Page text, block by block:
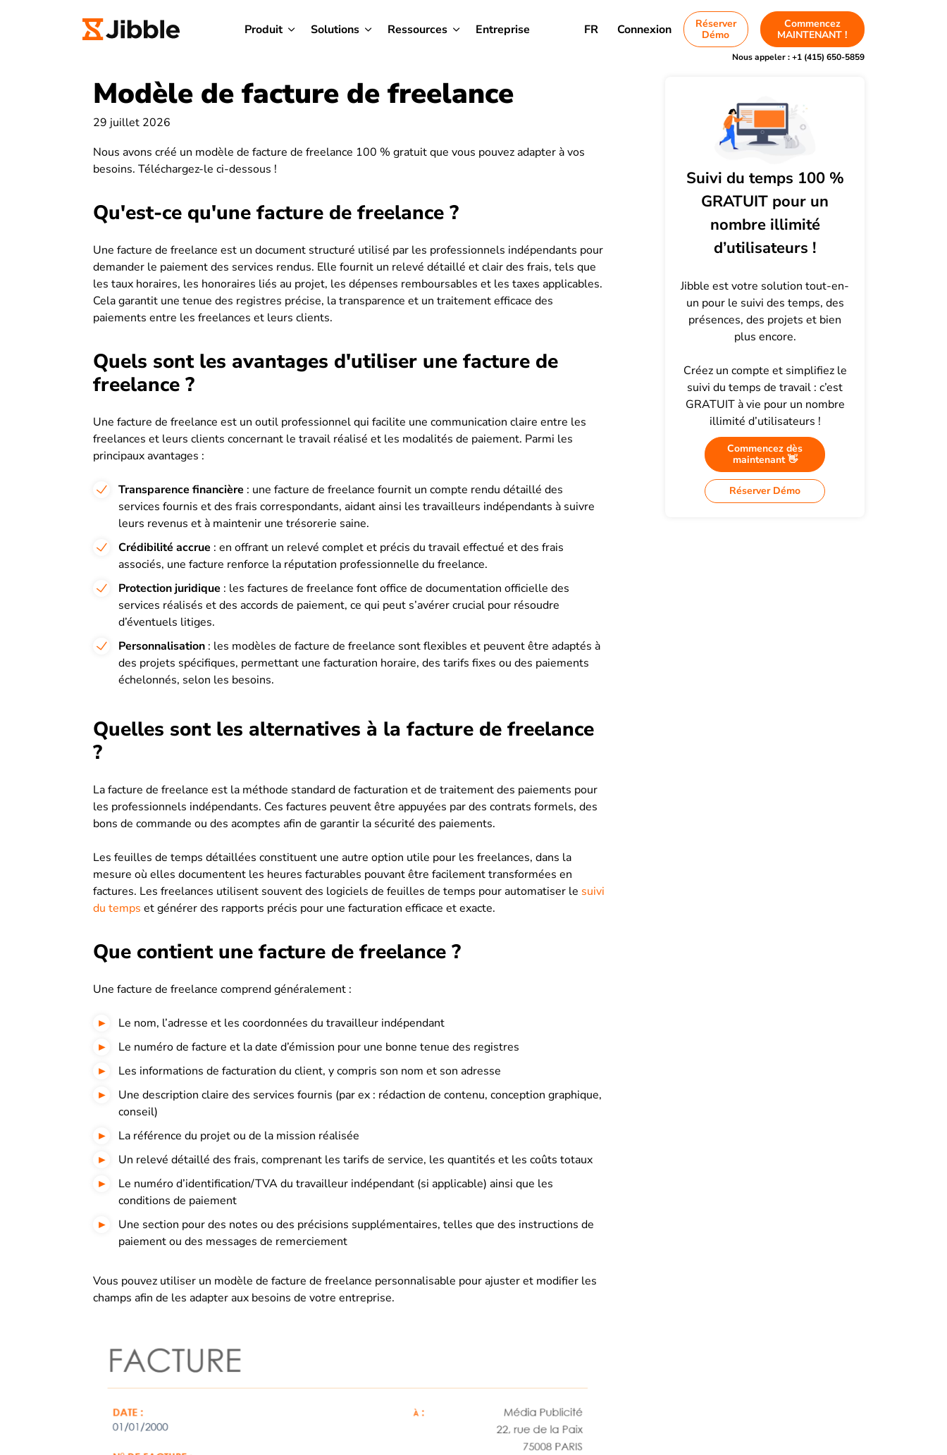
Produit Solutions Ressources Entreprise FR Connexion
Réserver
Démo
Commencez
MAINTENANT !
Nous appeler :+1 (415) 650-5859
Modèle de facture de freelance
29 juillet 2026
Nous avons créé un modèle de facture de freelance 100 % gratuit que vous pouvez adapter à vos
besoins. Téléchargez-le ci-dessous !
Qu'est-ce qu'une facture de freelance ?
Une facture de freelance est un document structuré utilisé par les professionnels indépendants pour
demander le paiement des services rendus. Elle fournit un relevé détaillé et clair des frais, tels que
les taux horaires, les honoraires liés au projet, les dépenses remboursables et les taxes applicables.
Cela garantit une tenue des registres précise, la transparence et un traitement efficace des
paiements entre les freelances et leurs clients.
Quels sont les avantages d'utiliser une facture de
freelance ?
Une facture de freelance est un outil professionnel qui facilite une communication claire entre les
freelances et leurs clients concernant le travail réalisé et les modalités de paiement. Parmi les
principaux avantages :
Transparence financière : une facture de freelance fournit un compte rendu détaillé des
services fournis et des frais correspondants, aidant ainsi les travailleurs indépendants à suivre
leurs revenus et à maintenir une trésorerie saine.
Crédibilité accrue : en offrant un relevé complet et précis du travail effectué et des frais
associés, une facture renforce la réputation professionnelle du freelance.
Protection juridique : les factures de freelance font office de documentation officielle des
services réalisés et des accords de paiement, ce qui peut s’avérer crucial pour résoudre
d’éventuels litiges.
Personnalisation : les modèles de facture de freelance sont flexibles et peuvent être adaptés à
des projets spécifiques, permettant une facturation horaire, des tarifs fixes ou des paiements
échelonnés, selon les besoins.
Quelles sont les alternatives à la facture de freelance
?
La facture de freelance est la méthode standard de facturation et de traitement des paiements pour
les professionnels indépendants. Ces factures peuvent être appuyées par des contrats formels, des
bons de commande ou des acomptes afin de garantir la sécurité des paiements.
Les feuilles de temps détaillées constituent une autre option utile pour les freelances, dans la
mesure où elles documentent les heures facturables pouvant être facilement transformées en
factures. Les freelances utilisent souvent des logiciels de feuilles de temps pour automatiser le suivi
du temps et générer des rapports précis pour une facturation efficace et exacte.
Que contient une facture de freelance ?
Une facture de freelance comprend généralement :
Le nom, l’adresse et les coordonnées du travailleur indépendant
Le numéro de facture et la date d’émission pour une bonne tenue des registres
Les informations de facturation du client, y compris son nom et son adresse
Une description claire des services fournis (par ex : rédaction de contenu, conception graphique,
conseil)
La référence du projet ou de la mission réalisée
Un relevé détaillé des frais, comprenant les tarifs de service, les quantités et les coûts totaux
Le numéro d’identification/TVA du travailleur indépendant (si applicable) ainsi que les
conditions de paiement
Une section pour des notes ou des précisions supplémentaires, telles que des instructions de
paiement ou des messages de remerciement
Vous pouvez utiliser un modèle de facture de freelance personnalisable pour ajuster et modifier les
champs afin de les adapter aux besoins de votre entreprise.
Suivi du temps 100 %
GRATUIT pour un
nombre illimité
d’utilisateurs !
Jibble est votre solution tout-en-
un pour le suivi des temps, des
présences, des projets et bien
plus encore.
Créez un compte et simplifiez le
suivi du temps de travail : c’est
GRATUIT à vie pour un nombre
illimité d’utilisateurs !
Commencez dès
maintenant 👋
Réserver Démo